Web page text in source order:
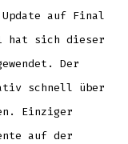
Update auf Final
hat sich dieser
Der
schnell über
Einziger
auf der